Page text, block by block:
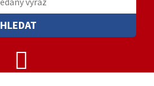
HLEDAT